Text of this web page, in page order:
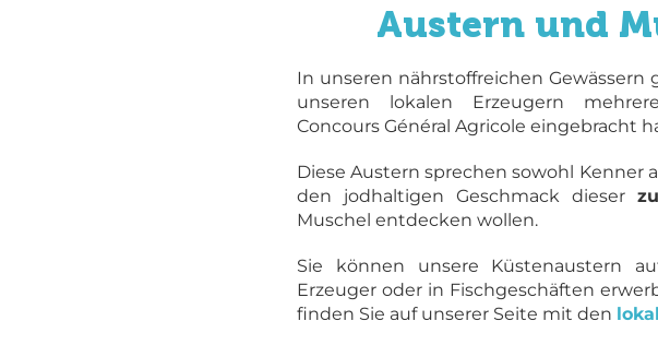
Austern und
In unseren nährstoffreichen Gewässern
unseren lokalen Erzeugern
Concours Général Agricole eingebracht
Diese Austern sprechen sowohl Kenner
den jodhaltigen Geschmack dieser
Muschel entdecken wollen.
Sie können unsere Küstenaustern
Erzeuger oder in Fischgeschäften
finden Sie auf unserer Seite mit den